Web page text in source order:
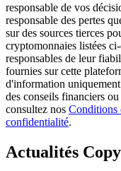
responsable de vos
responsable des pertes
sur des sources tierces
cryptomonnaies listées
responsables de leur
fournies sur cette
d'information
des conseils financiers
consultez nos Conditions
confidentialité.
Actualités